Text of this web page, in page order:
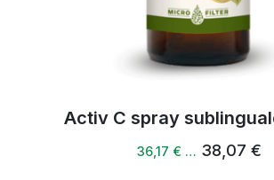
Activ C spray
36,17 € … 38,07 €